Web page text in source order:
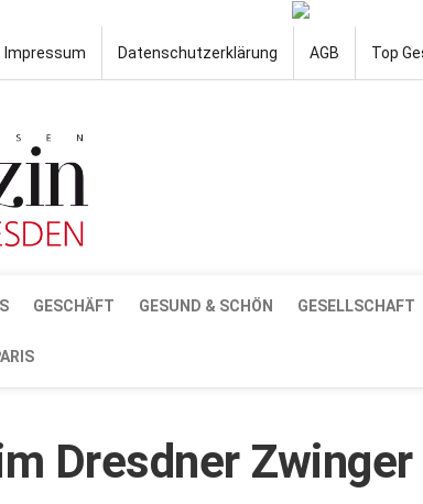
Impressum Datenschutzerklärung AGB Top
GESCHÄFT GESUND & SCHÖN GESELLSCHAFT
Dresdner Zwinger